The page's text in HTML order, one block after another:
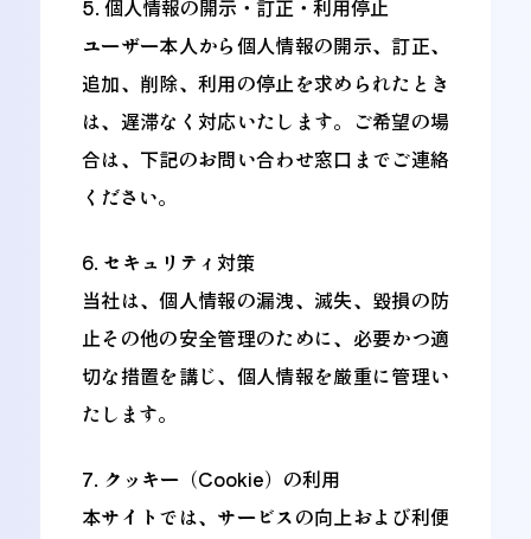
5. 個人情報の開示・訂正・利用停止
ユーザー本人から個人情報の開示、訂正、
追加、削除、利用の停止を求められたとき
は、遅滞なく対応いたします。ご希望の場
合は、下記のお問い合わせ窓口までご連絡
ください。
6. セキュリティ対策
当社は、個人情報の漏洩、滅失、毀損の防
止その他の安全管理のために、必要かつ適
切な措置を講じ、個人情報を厳重に管理い
たします。
7. クッキー（Cookie）の利用
本サイトでは、サービスの向上および利便